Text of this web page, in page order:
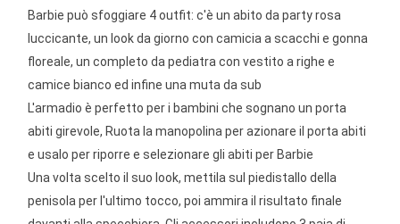
Barbie può sfoggiare 4 outfit: c'è un abito da party rosa
luccicante, un look da giorno con camicia a scacchi e gonna
floreale, un completo da pediatra con vestito a righe e
camice bianco ed infine una muta da sub
L'armadio è perfetto per i bambini che sognano un porta
abiti girevole, Ruota la manopolina per azionare il porta abiti
e usalo per riporre e selezionare gli abiti per Barbie
Una volta scelto il suo look, mettila sul piedistallo della
penisola per l'ultimo tocco, poi ammira il risultato finale